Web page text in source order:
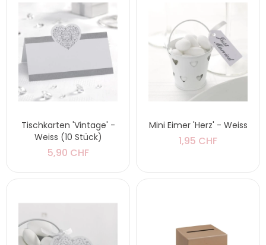
Tischkarten 'Vintage' -
Weiss (10 Stück)
5,90 CHF
Mini Eimer 'Herz' - Weiss
1,95 CHF